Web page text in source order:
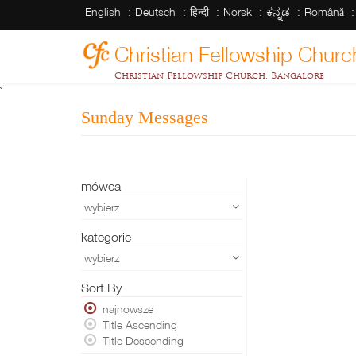
English Deutsch हिन्दी Norsk ಕನ್ನಡ Română
Christian Fellowship
Christian Fellowship Church, Bangalore
`
Sunday Messages
mówca
wybierz
kategorie
wybierz
Sort By
najnowsze
Title Ascending
Title Descending